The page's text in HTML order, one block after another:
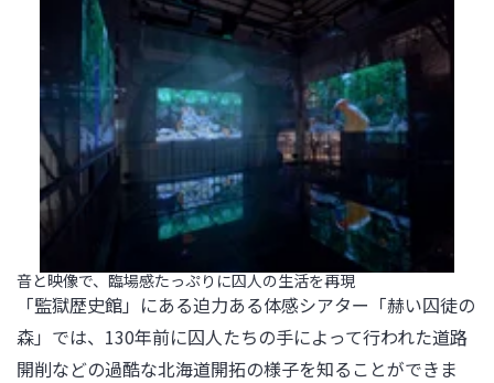
音と映像で、臨場感たっぷりに囚人の生活を再現
「監獄歴史館」にある迫力ある体感シアター「赫い囚徒の
森」では、130年前に囚人たちの手によって行われた道路
開削などの過酷な北海道開拓の様子を知ることができま